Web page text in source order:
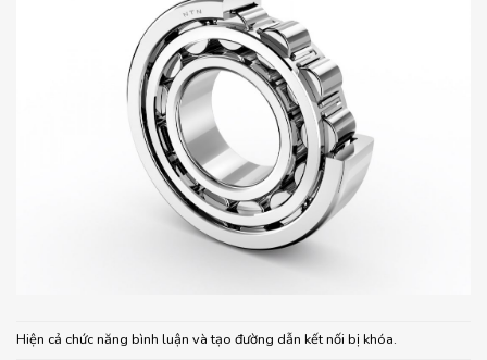
Hiện cả chức năng bình luận và tạo đường dẫn kết nối bị khóa.